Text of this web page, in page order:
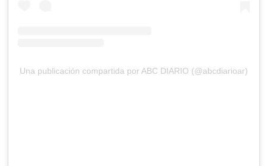
Una publicación compartida por ABC DIARIO (@abcdiarioar)